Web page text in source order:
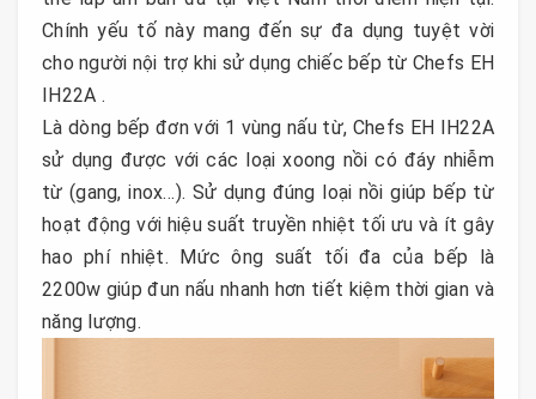
Chính yếu tố này mang đến sự đa dụng tuyệt vời
cho người nội trợ khi sử dụng chiếc bếp từ Chefs EH
IH22A .
Là dòng bếp đơn với 1 vùng nấu từ, Chefs EH IH22A
sử dụng được với các loại xoong nồi có đáy nhiễm
từ (gang, inox…). Sử dụng đúng loại nồi giúp bếp từ
hoạt động với hiệu suất truyền nhiệt tối ưu và ít gây
hao phí nhiệt. Mức ông suất tối đa của bếp là
2200w giúp đun nấu nhanh hơn tiết kiệm thời gian và
năng lượng.